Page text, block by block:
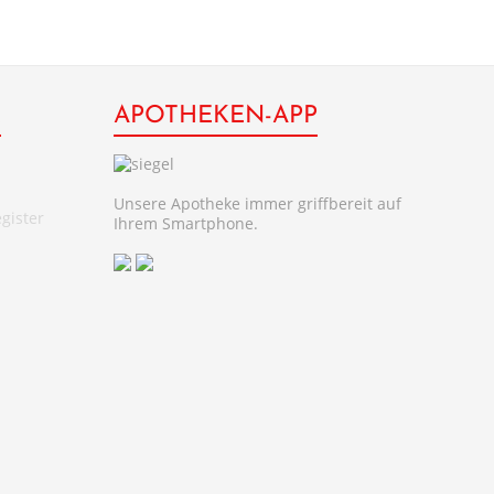
APOTHEKEN-APP
Unsere Apotheke immer griffbereit auf
Ihrem Smartphone.